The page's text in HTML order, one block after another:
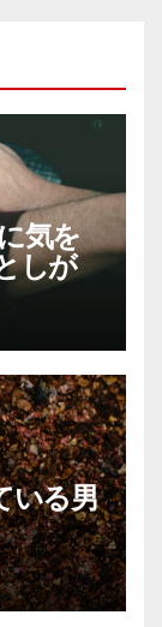
気を
しが
いる男